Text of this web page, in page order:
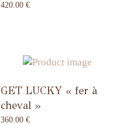
420.00 €
GET LUCKY « fer à
cheval »
360.00 €